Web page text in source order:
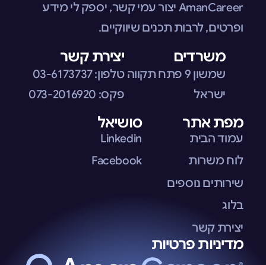
AmanCareer יצור עמי קשר, יספק לי מידע
ופרטים, לרבות תכנים שיווקיים.
יצירת קשר
טלפון:03-6173737
פקס: 073-2016920
משרדים
שמשון 9 פתח תקווה
ישראל
מפת אתר
עמוד הבית
לוח משרות
שירותים נוספים
בלוג
יצירת קשר
סושיאל
Linkedin
Facebook
מדיניות פרטיות